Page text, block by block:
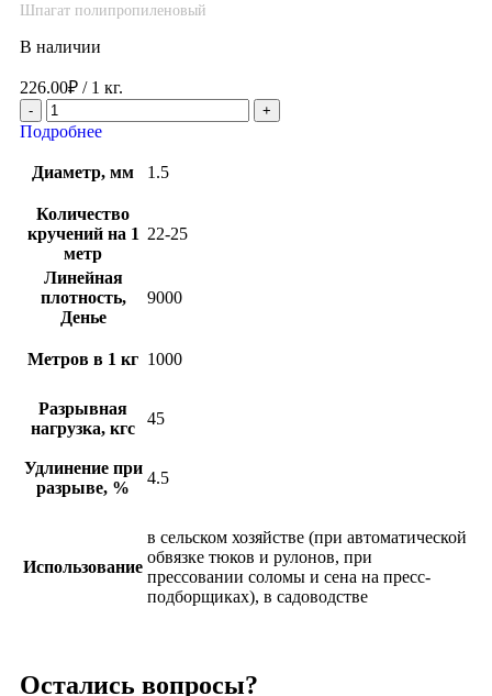
Шпагат полипропиленовый
В наличии
226.00₽ / 1 кг.
Подробнее
Диаметр, мм 1.5
Количество
кручений на 1
метр
22-25
Линейная
плотность,
Денье
9000
Метров в 1 кг 1000
Разрывная
нагрузка, кгс
45
Удлинение при
разрыве, %
4.5
Использование
в сельском хозяйстве (при автоматической
обвязке тюков и рулонов, при
прессовании соломы и сена на пресс-
подборщиках), в садоводстве
Остались вопросы?